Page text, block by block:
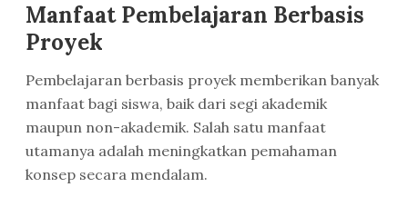
Manfaat Pembelajaran Berbasis
Proyek
Pembelajaran berbasis proyek memberikan banyak
manfaat bagi siswa, baik dari segi akademik
maupun non-akademik. Salah satu manfaat
utamanya adalah meningkatkan pemahaman
konsep secara mendalam.